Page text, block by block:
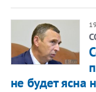
не будет ясна